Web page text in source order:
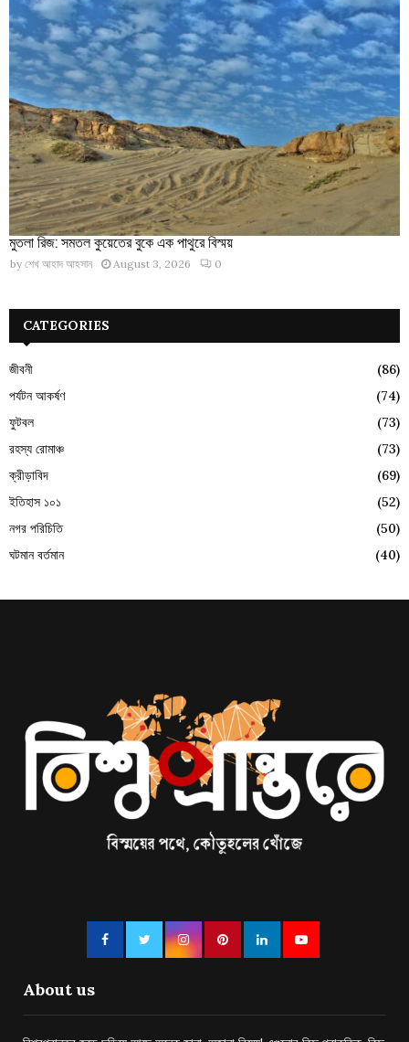
মুতলা রিজ: সমতল কুয়েতের বুকে এক পাথুরে বিস্ময়
by শেখ আহাদ আহসান August 3, 2026 0
CATEGORIES
জীবনী
(86)
পর্যটন আকর্ষণ
(74)
ফুটবল
(73)
রহস্য রোমাঞ্চ
(73)
ক্রীড়াবিদ
(69)
ইতিহাস ১০১
(52)
নগর পরিচিতি
(50)
ঘটমান বর্তমান
(40)
About us